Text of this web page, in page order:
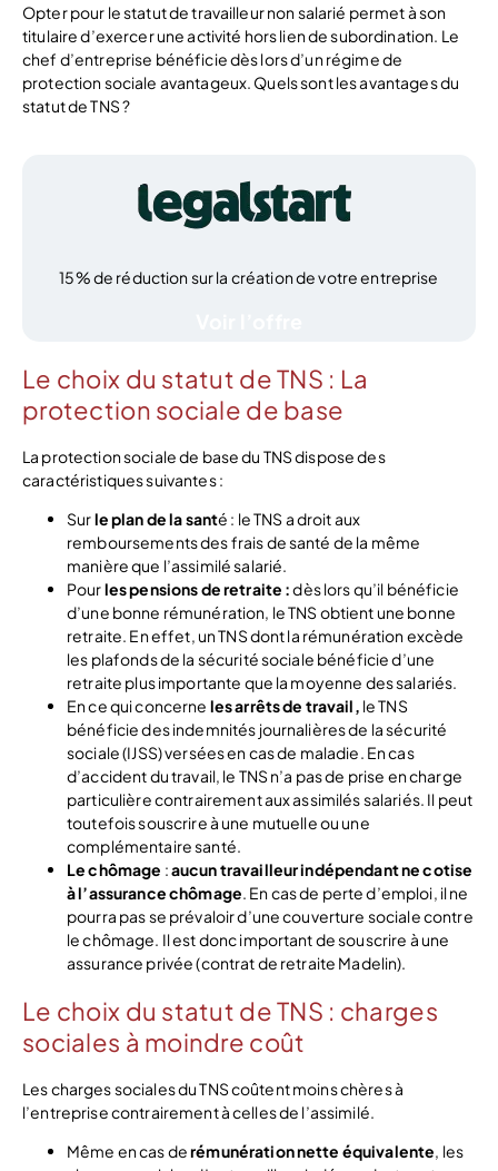
Opter pour le statut de travailleur non salarié permet à son
titulaire d’exercer une activité hors lien de subordination. Le
chef d’entreprise bénéficie dès lors d’un régime de
protection sociale avantageux. Quels sont les avantages du
statut de TNS ?
15% de réduction sur la création de votre entreprise
Le choix du statut de TNS : La
protection sociale de base
La protection sociale de base du TNS dispose des
caractéristiques suivantes :
Surle plan de la santé : le TNS a droit aux
remboursements des frais de santé de la même
manière que l’assimilé salarié.
Pourles pensions de retraite :dès lors qu’il bénéficie
d’une bonne rémunération, le TNS obtient une bonne
retraite. En effet, un TNS dont la rémunération excède
les plafonds de la sécurité sociale bénéficie d’une
retraite plus importante que la moyenne des salariés.
En ce qui concerne les arrêts de travail, le TNS
bénéficie des indemnités journalières de la sécurité
sociale (IJSS) versées en cas de maladie. En cas
d’accident du travail, le TNS n’a pas de prise en charge
particulière contrairement aux assimilés salariés. Il peut
toutefois souscrire à une mutuelle ou une
complémentaire santé.
Le chômage :aucun travailleur indépendant ne cotise
à l’assurance chômage. En cas de perte d’emploi, il ne
pourra pas se prévaloir d’une couverture sociale contre
le chômage. Il est donc important de souscrire à une
assurance privée (contrat de retraite Madelin).
Le choix du statut de TNS : charges
sociales à moindre coût
Les charges sociales du TNS coûtent moins chères à
l’entreprise contrairement à celles de l’assimilé.
Même en cas derémunération nette équivalente, les